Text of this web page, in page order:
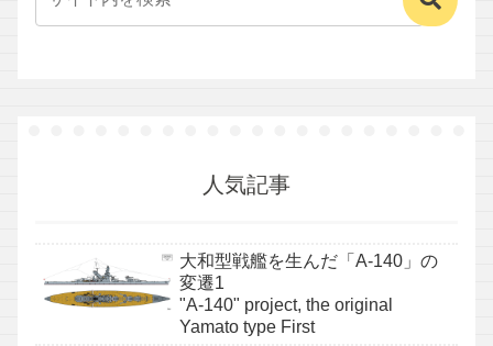
人気記事
大和型戦艦を生んだ「A-140」の
変遷1
"A-140" project, the original
Yamato type First